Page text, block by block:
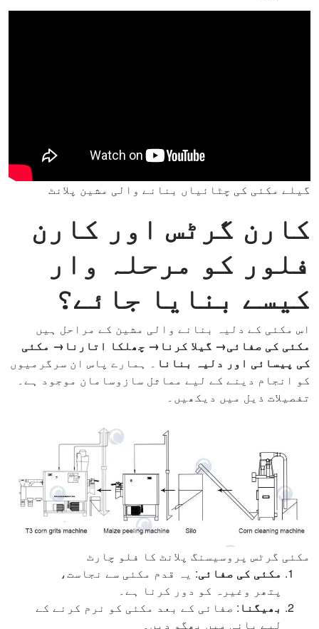
گیلے مکئی کی چٹائیاں بنانے والی مشین پلانٹ
کارن گرٹس اور کارن
فلور کو مرحلہ وار
کیسے بنایا جائے؟
اس مکئی کے دلیہ بنانے والی مشین کے مراحل ہیں
مکئی کی صفائی→ گیلا کرنا→ چھلکا اتارنا→ مکئی
کی پیسائی اور دلیہ بنانا ۔ ہمارے پاس ان سرگرمیوں
کو انجام دینے کے لیے مماثل سازوسامان موجود ہے۔
تفصیلات ذیل میں دیکھیں۔
مکئی گرٹس پروسیسنگ پلانٹ کا فلو چارٹ
مکئی کی صفائی: یہ قدم مکئی سے نجاست،
پتھر وغیرہ کو دور کرنا ہے۔
بھیگنا : صفائی کے بعد مکئی کو نرم کرنے کے
لیے پانی میں بھگو دیں۔